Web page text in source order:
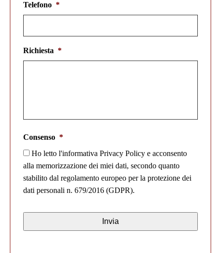
Telefono *
Richiesta *
Consenso *
Ho letto l'informativa Privacy Policy e acconsento
alla memorizzazione dei miei dati, secondo quanto
stabilito dal regolamento europeo per la protezione dei
dati personali n. 679/2016 (GDPR).